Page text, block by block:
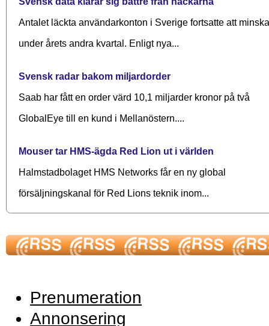
Antalet läckta användarkonton i Sverige fortsatte att minska
under årets andra kvartal. Enligt nya...
Svensk radar bakom miljardorder
Saab har fått en order värd 10,1 miljarder kronor på två
GlobalEye till en kund i Mellanöstern....
Mouser tar HMS-ägda Red Lion ut i världen
Halmstadbolaget HMS Networks får en ny global
försäljningskanal för Red Lions teknik inom...
Prenumeration
Annonsering